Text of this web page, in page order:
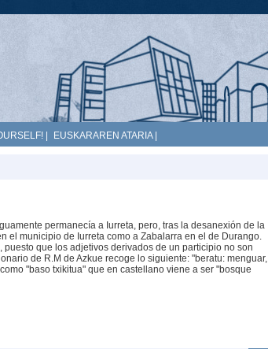
EUSKARAREN ATARIA|
permanecía a Iurreta, pero, tras la desanexión de la
el municipio de Iurreta como a Zabalarra en el de Durango.
que los adjetivos derivados de un participio no son
de R.M de Azkue recoge lo siguiente: "beratu: menguar,
"baso txikitua" que en castellano viene a ser "bosque